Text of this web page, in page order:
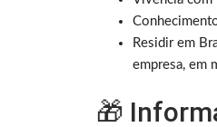
Residir em
empresa, em
🎁